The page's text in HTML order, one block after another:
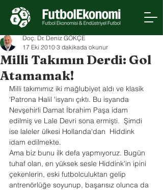
Milli Takımın Derdi: Gol
Atamamak!
Doç. Dr. Deniz GÖKÇE
17 Eki 2010 3 dakikada okunur
Milli takımımız iki mağlubiyet aldı ve klasik
'Patrona Halil 'isyanı çıktı. Bu isyanda
Nevşehirli Damat İbrahim Paşa idam
edilmiş ve Lale Devri sona ermişti.  Şimdi
ise laleler ülkesi Hollanda'dan  Hiddink
idam edilmekte.
Ama biz bunu ilk defa yapmıyoruz. Bugün
tuhaf olan, en yüksek sesle Hiddink'in ipini
çekenlerin, eski futbolculuktan gelip
antrenörlüğe soyunup, başarısız olunca da